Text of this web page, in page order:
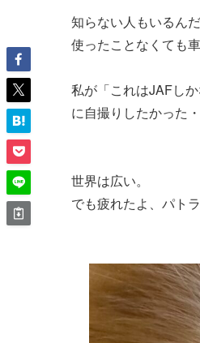
知らない人もいるんだ
使ったことなくても
私が「これはJAFし
に自撮りしたかった
世界は広い。
でも疲れたよ、パト